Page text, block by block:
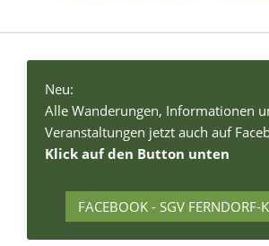
Neu:
Alle Wanderungen, Informationen
Veranstaltungen jetzt auch auf
Klick auf den Button unten
FACEBOOK - SGV FERNDORF-